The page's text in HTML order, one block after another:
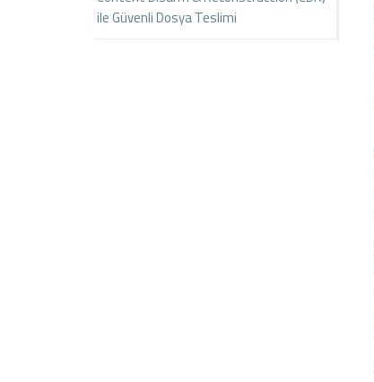
ile Güvenli Dosya Teslimi